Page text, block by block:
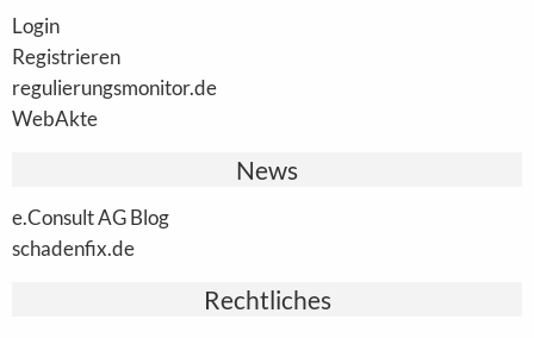
Login
Registrieren
regulierungsmonitor.de
WebAkte
News
e.Consult AG Blog
schadenfix.de
Rechtliches